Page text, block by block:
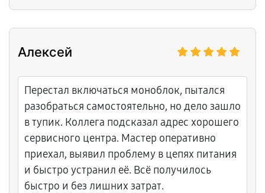
Алексей
Перестал включаться моноблок, пытался
разобраться самостоятельно, но дело зашло
в тупик. Коллега подсказал адрес хорошего
сервисного центра. Мастер оперативно
приехал, выявил проблему в цепях питания
и быстро устранил её. Всё получилось
быстро и без лишних затрат.